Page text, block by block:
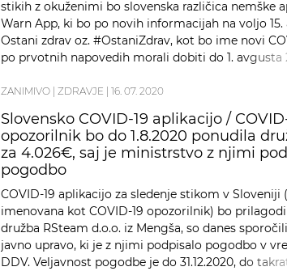
stikih z okuženimi bo slovenska različica nemške
Warn App, ki bo po novih informacijah na voljo 15.
Ostani zdrav oz. #OstaniZdrav, kot bo ime novi
po prvotnih napovedih morali dobiti do 1. avgusta
ZANIMIVO ZDRAVJE 16. 07. 2020
Slovensko COVID-19 aplikacijo /
opozorilnik bo do 1.8.2020 ponudila
za 4.026€, saj je ministrstvo z njimi
pogodbo
COVID-19 aplikacijo za sledenje stikom v Sloveniji
imenovana kot COVID-19 opozorilnik) bo
družba RSteam d.o.o. iz Mengša, so danes
javno upravo, ki je z njimi podpisalo pogodbo v
DDV. Veljavnost pogodbe je do 31.12.2020, do